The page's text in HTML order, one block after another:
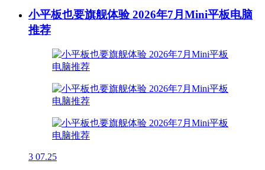
小平板也要旗舰体验 2026年7月Mini平板电脑
推荐
3 07.25